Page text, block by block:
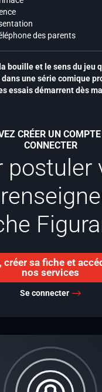
des parents
bouille et le sens du jeu
dans une série comique
essais démarrent dès
CRÉER UN
CONNECTER
postuler
créer sa fiche et
nos services
Se connecter